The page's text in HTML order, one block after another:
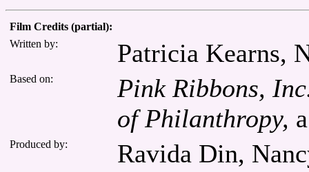
Film Credits (partial):
Written by:
Patricia Kearns,
Based on:
Pink Ribbons,
of Philanthropy,
Produced by: Ravida Din,